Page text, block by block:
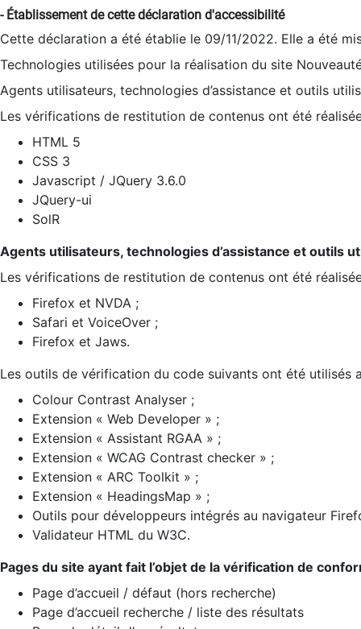
- Établissement de cette déclaration d'accessibilité
Cette déclaration a été établie le 09/11/2022. Elle a été
Technologies utilisées pour la réalisation du site
Agents utilisateurs, technologies d’assistance et outils
Les vérifications de restitution de contenus ont été
HTML 5
CSS 3
Javascript / JQuery 3.6.0
JQuery-ui
SolR
Agents utilisateurs, technologies d’assistance et outils
Les vérifications de restitution de contenus ont été
Firefox et NVDA ;
Safari et VoiceOver ;
Firefox et Jaws.
Les outils de vérification du code suivants ont été utilisés
Colour Contrast Analyser ;
Extension « Web Developer » ;
Extension « Assistant RGAA » ;
Extension « WCAG Contrast checker » ;
Extension « ARC Toolkit » ;
Extension « HeadingsMap » ;
Outils pour développeurs intégrés au navigateur
Validateur HTML du W3C.
Pages du site ayant fait l’objet de la vérification de
Page d’accueil / défaut (hors recherche)
Page d’accueil recherche / liste des résultats